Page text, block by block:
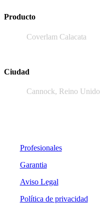
Producto
Coverlam Calacata
Ciudad
Cannock, Reino Unido
Profesionales
Garantia
Aviso Legal
Política de privacidad